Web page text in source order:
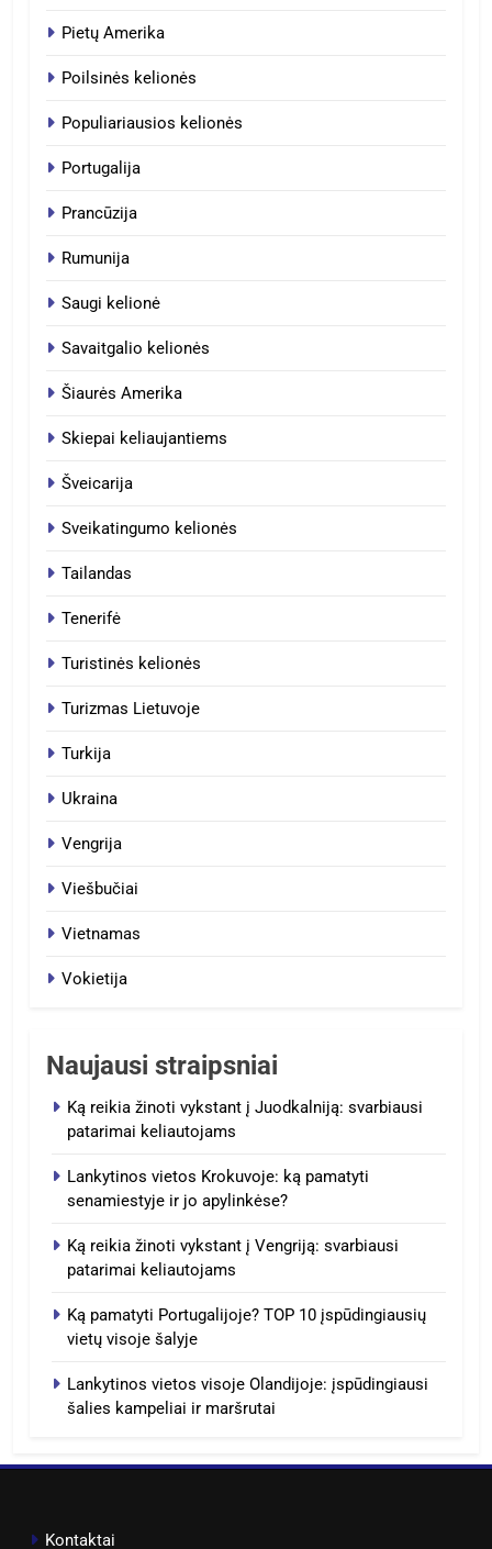
Pietų Amerika
Poilsinės kelionės
Populiariausios kelionės
Portugalija
Prancūzija
Rumunija
Saugi kelionė
Savaitgalio kelionės
Šiaurės Amerika
Skiepai keliaujantiems
Šveicarija
Sveikatingumo kelionės
Tailandas
Tenerifė
Turistinės kelionės
Turizmas Lietuvoje
Turkija
Ukraina
Vengrija
Viešbučiai
Vietnamas
Vokietija
Naujausi straipsniai
Ką reikia žinoti vykstant į Juodkalniją: svarbiausi
patarimai keliautojams
Lankytinos vietos Krokuvoje: ką pamatyti
senamiestyje ir jo apylinkėse?
Ką reikia žinoti vykstant į Vengriją: svarbiausi
patarimai keliautojams
Ką pamatyti Portugalijoje? TOP 10 įspūdingiausių
vietų visoje šalyje
Lankytinos vietos visoje Olandijoje: įspūdingiausi
šalies kampeliai ir maršrutai
Kontaktai